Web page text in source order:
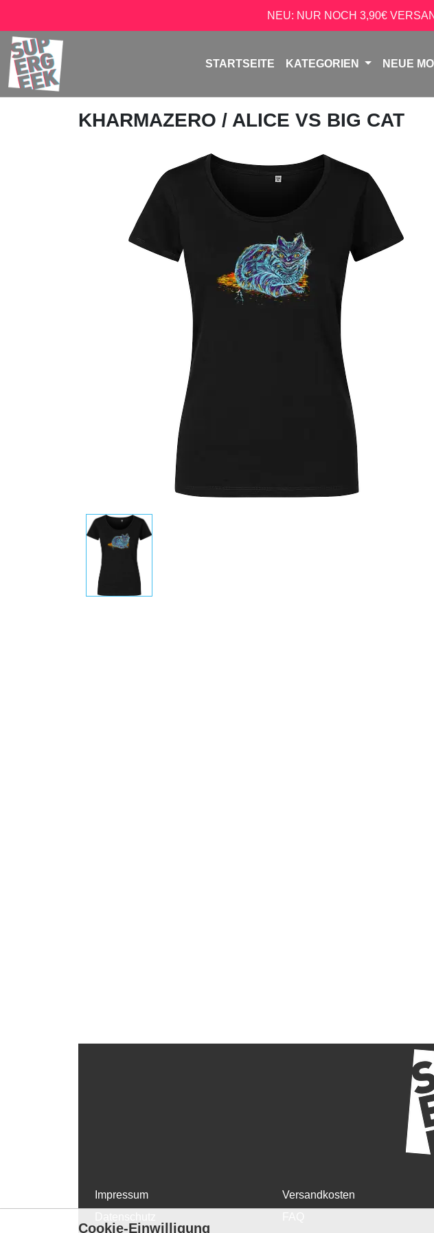
NEU: NUR NOCH 3,90€
STARTSEITE KATEGORIEN NEUE
KHARMAZERO / ALICE VS BIG CAT
Impressum
Versandkosten
Cookie-Einwilligung